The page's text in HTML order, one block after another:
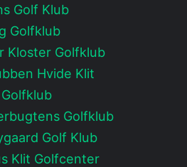
Golf Klub
Golfklub
Kloster Golfklub
Hvide Klit
Golfklub
Golf Klub
Klit Golfcenter